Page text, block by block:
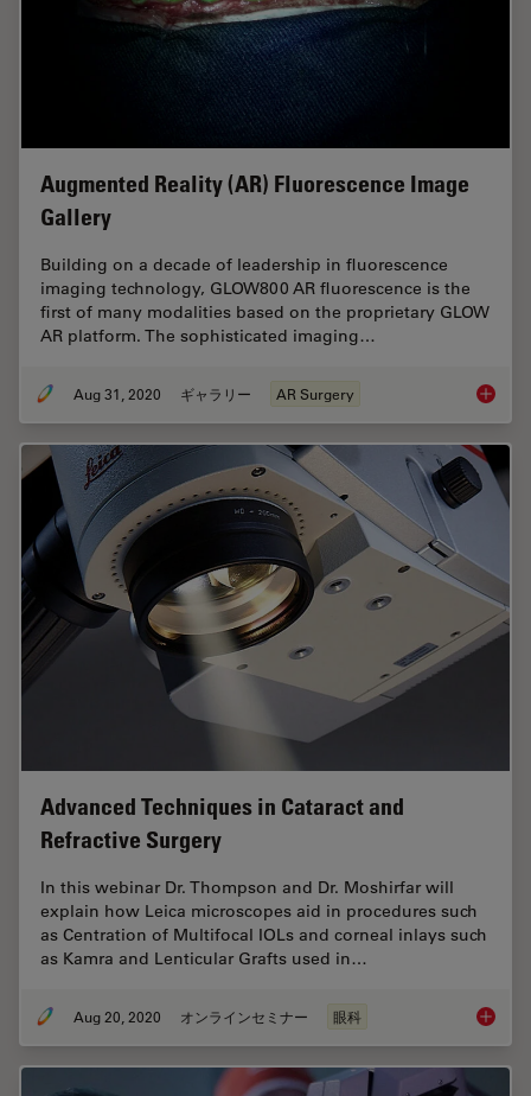
Augmented Reality (AR) Fluorescence Image
Gallery
Building on a decade of leadership in fluorescence
imaging technology, GLOW800 AR fluorescence is the
first of many modalities based on the proprietary GLOW
AR platform. The sophisticated imaging…
Aug 31, 2020 ギャラリー AR Surgery
Advanced Techniques in Cataract and
Refractive Surgery
In this webinar Dr. Thompson and Dr. Moshirfar will
explain how Leica microscopes aid in procedures such
as Centration of Multifocal IOLs and corneal inlays such
as Kamra and Lenticular Grafts used in…
Aug 20, 2020 オンラインセミナー 眼科